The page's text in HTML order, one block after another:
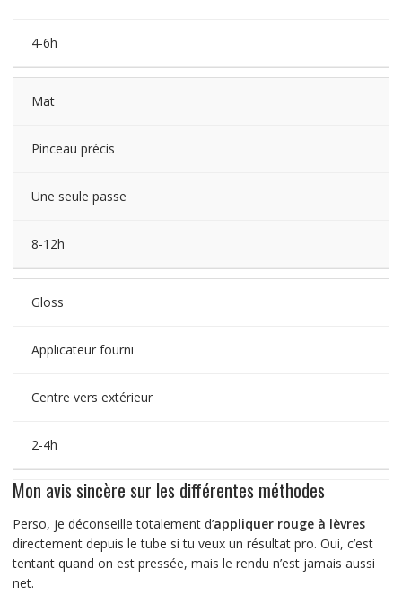
4-6h
Mat
Pinceau précis
Une seule passe
8-12h
Gloss
Applicateur fourni
Centre vers extérieur
2-4h
Mon avis sincère sur les différentes méthodes
Perso, je déconseille totalement d’appliquer rouge à lèvres
directement depuis le tube si tu veux un résultat pro. Oui, c’est
tentant quand on est pressée, mais le rendu n’est jamais aussi
net.